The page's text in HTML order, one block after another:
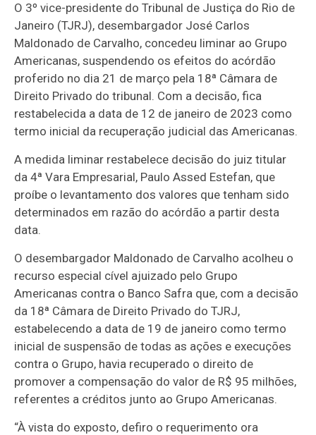
O 3º vice-presidente do Tribunal de Justiça do Rio de
Janeiro (TJRJ), desembargador José Carlos
Maldonado de Carvalho, concedeu liminar ao Grupo
Americanas, suspendendo os efeitos do acórdão
proferido no dia 21 de março pela 18ª Câmara de
Direito Privado do tribunal. Com a decisão, fica
restabelecida a data de 12 de janeiro de 2023 como
termo inicial da recuperação judicial das Americanas.
A medida liminar restabelece decisão do juiz titular
da 4ª Vara Empresarial, Paulo Assed Estefan, que
proíbe o levantamento dos valores que tenham sido
determinados em razão do acórdão a partir desta
data.
O desembargador Maldonado de Carvalho acolheu o
recurso especial cível ajuizado pelo Grupo
Americanas contra o Banco Safra que, com a decisão
da 18ª Câmara de Direito Privado do TJRJ,
estabelecendo a data de 19 de janeiro como termo
inicial de suspensão de todas as ações e execuções
contra o Grupo, havia recuperado o direito de
promover a compensação do valor de R$ 95 milhões,
referentes a créditos junto ao Grupo Americanas.
“À vista do exposto, defiro o requerimento ora